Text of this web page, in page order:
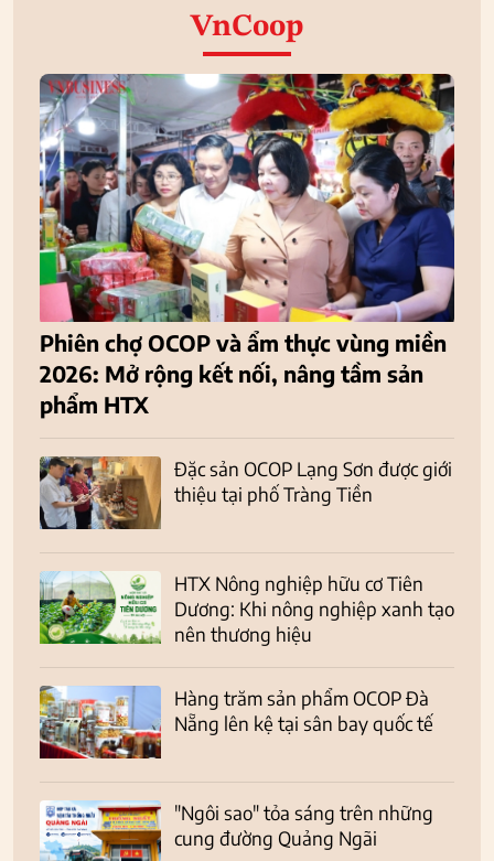
VnCoop
Phiên chợ OCOP và ẩm thực vùng miền
2026: Mở rộng kết nối, nâng tầm sản
phẩm HTX
Đặc sản OCOP Lạng Sơn được giới
thiệu tại phố Tràng Tiền
HTX Nông nghiệp hữu cơ Tiên
Dương: Khi nông nghiệp xanh tạo
nên thương hiệu
Hàng trăm sản phẩm OCOP Đà
Nẵng lên kệ tại sân bay quốc tế
"Ngôi sao" tỏa sáng trên những
cung đường Quảng Ngãi